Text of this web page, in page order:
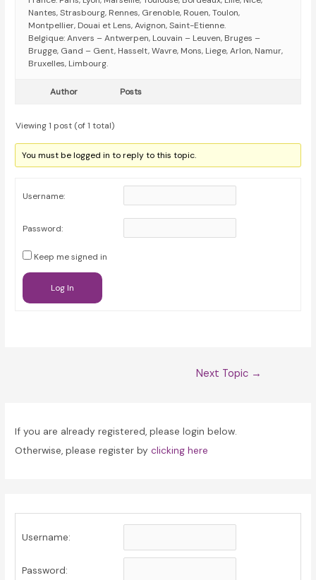
Nantes, Strasbourg, Rennes, Grenoble, Rouen, Toulon,
Montpellier, Douai et Lens, Avignon, Saint-Etienne.
Belgique: Anvers – Antwerpen, Louvain – Leuven, Bruges –
Brugge, Gand – Gent, Hasselt, Wavre, Mons, Liege, Arlon, Namur,
Bruxelles, Limbourg.
Author Posts
Viewing 1 post (of 1 total)
You must be logged in to reply to this topic.
Username:
Password:
Keep me signed in
Log In
Next Topic →
If you are already registered, please login below.
Otherwise, please register byclicking here
Username:
Password: